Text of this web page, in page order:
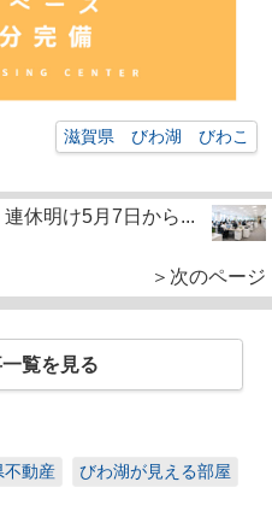
滋賀県 びわ湖 びわこ
連休明け5月7日から...
＞次のページ
覧を見る
不動産 びわ湖が見える部屋